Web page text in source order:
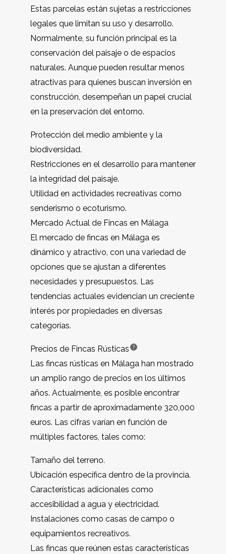
Estas parcelas están sujetas a restricciones
legales que limitan su uso y desarrollo.
Normalmente, su función principal es la
conservación del paisaje o de espacios
naturales. Aunque pueden resultar menos
atractivas para quienes buscan inversión en
construcción, desempeñan un papel crucial
en la preservación del entorno.
Protección del medio ambiente y la
biodiversidad.
Restricciones en el desarrollo para mantener
la integridad del paisaje.
Utilidad en actividades recreativas como
senderismo o ecoturismo.
Mercado Actual de Fincas en Málaga
El mercado de fincas en Málaga es
dinámico y atractivo, con una variedad de
opciones que se ajustan a diferentes
necesidades y presupuestos. Las
tendencias actuales evidencian un creciente
interés por propiedades en diversas
categorías.
Precios de Fincas Rústicas ?
Las fincas rústicas en Málaga han mostrado
un amplio rango de precios en los últimos
años. Actualmente, es posible encontrar
fincas a partir de aproximadamente 320,000
euros. Las cifras varían en función de
múltiples factores, tales como:
Tamaño del terreno.
Ubicación específica dentro de la provincia.
Características adicionales como
accesibilidad a agua y electricidad.
Instalaciones como casas de campo o
equipamientos recreativos.
Las fincas que reúnen estas características